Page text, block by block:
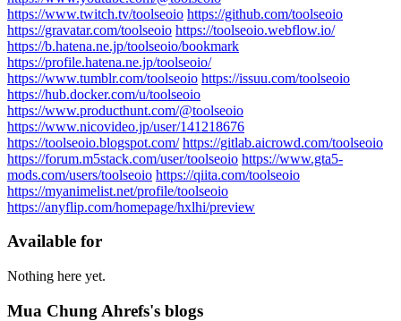
https://www.twitch.tv/toolseoio https://github.com/toolseoio
https://gravatar.com/toolseoio https://toolseoio.webflow.io/
https://b.hatena.ne.jp/toolseoio/bookmark
https://profile.hatena.ne.jp/toolseoio/
https://www.tumblr.com/toolseoio https://issuu.com/toolseoio
https://hub.docker.com/u/toolseoio
https://www.producthunt.com/@toolseoio
https://www.nicovideo.jp/user/141218676
https://toolseoio.blogspot.com/ https://gitlab.aicrowd.com/toolseoio
https://forum.m5stack.com/user/toolseoio https://www.gta5-
mods.com/users/toolseoio https://qiita.com/toolseoio
https://myanimelist.net/profile/toolseoio
https://anyflip.com/homepage/hxlhi/preview
Available for
Nothing here yet.
Mua Chung Ahrefs's blogs